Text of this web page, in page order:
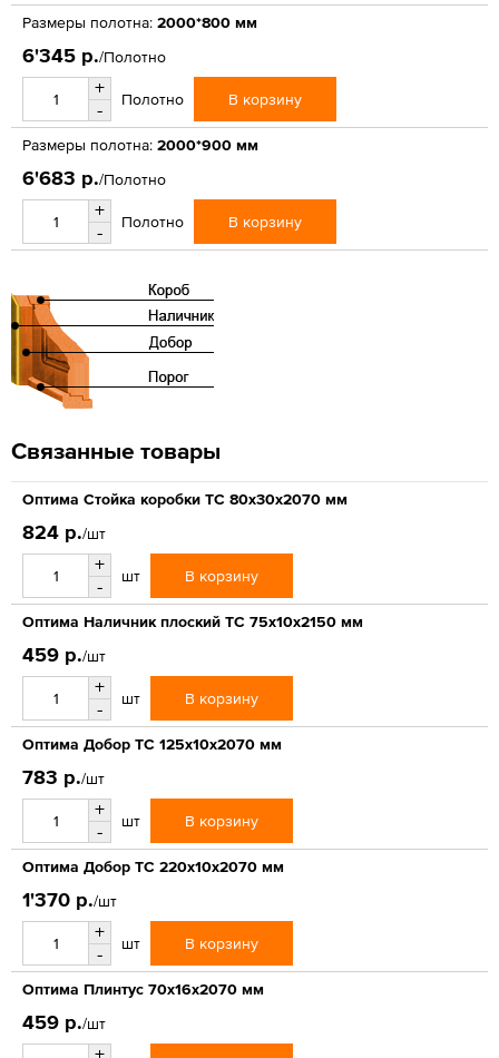
Размеры полотна: 2000*800 мм
6'345 р./Полотно
+
-
Полотно В корзину
Размеры полотна: 2000*900 мм
6'683 р./Полотно
+
-
Полотно В корзину
Связанные товары
Оптима Стойка коробки ТС 80х30х2070 мм
824 р./шт
+
-
шт В корзину
Оптима Наличник плоский ТС 75х10х2150 мм
459 р./шт
+
-
шт В корзину
Оптима Добор ТС 125х10х2070 мм
783 р./шт
+
-
шт В корзину
Оптима Добор ТС 220х10х2070 мм
1'370 р./шт
+
-
шт В корзину
Оптима Плинтус 70х16х2070 мм
459 р./шт